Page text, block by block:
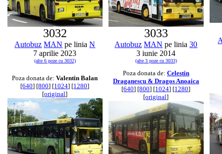
3032
Autobuz MAN pe liniaN
7 aprilie 2023
(alte 6 poze cu 3032)
3033
Autobuz MAN pe linia30
3 iunie 2014
(alte 3 poze cu 3033)
Poza donata de:Valentin Balan
[640] [800] [1024] [1280]
[original]
Poza donata de: Celestin
Draganescu & Dragos Anoaica
[640] [800] [1024] [1280]
[original]